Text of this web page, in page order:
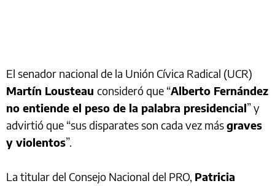
El senador nacional de la Unión Cívica Radical (UCR)
Martín Lousteau consideró que “Alberto Fernández
no entiende el peso de la palabra presidencial” y
advirtió que “sus disparates son cada vez másgraves
y violentos”.
La titular del Consejo Nacional del PRO, Patricia